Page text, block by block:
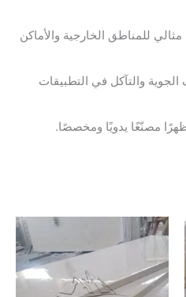
مثالي للمناطق الخارجية والأماكن
والتآكل في التطبيقات
مصنّعًا يدويًا ومخصصًا.